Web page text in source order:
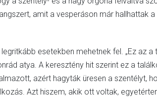
amit a vesperáson már hallhattak
esetekben mehetnek fel. „Ez az
atya. A keresztény hit szerint ez a
azért hagyták üresen a szentélyt,
Azt hiszem, akik ott voltak,